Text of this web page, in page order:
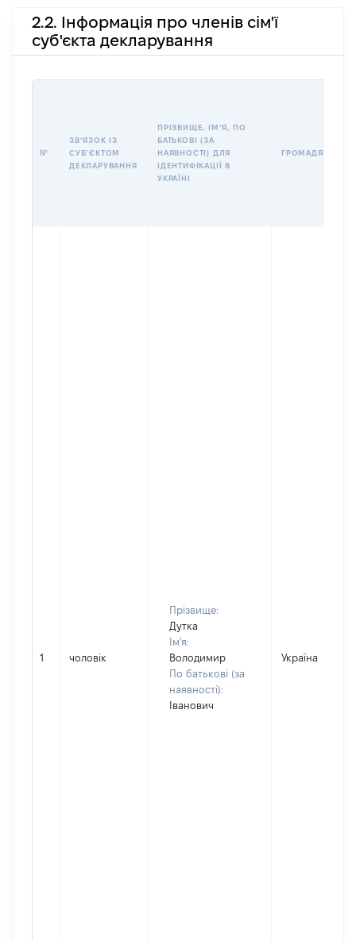
2.2. Інформація про членів сім'ї
суб'єкта декларування
№
ЗВʼЯЗОК ІЗ
СУБʼЄКТОМ
ДЕКЛАРУВАННЯ
ПРІЗВИЩЕ, ІМʼЯ, ПО
БАТЬКОВІ (ЗА
НАЯВНОСТІ) ДЛЯ
ІДЕНТИФІКАЦІЇ В
УКРАЇНІ
ГРОМАДЯНСТВО
1 чоловік
Прізвище:
Дутка
Ім'я:
Володимир
По батькові (за
наявності):
Іванович
Україна